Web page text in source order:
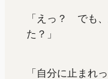
「えっ？ でも
た？」
「自分に止まれ